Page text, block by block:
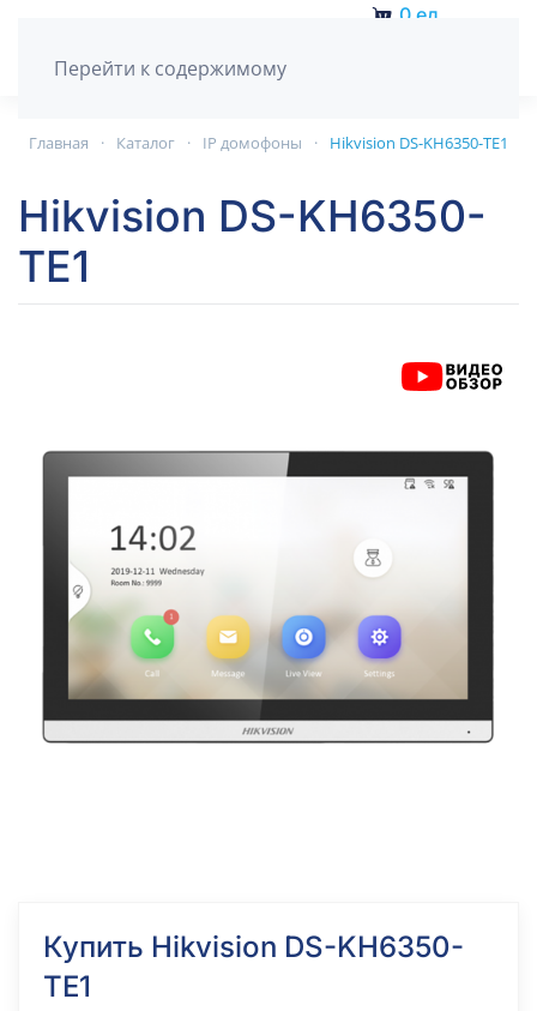
Перейти к содержимому
0 ед.
Главная Каталог IP домофоны Hikvision DS-KH6350-TE1
Hikvision DS-KH6350-
TE1
Купить Hikvision DS-KH6350-
TE1